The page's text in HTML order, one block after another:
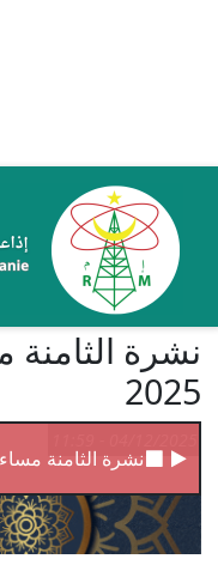
2025
نشرة الثامنة مساء/ 01 ديسمبر